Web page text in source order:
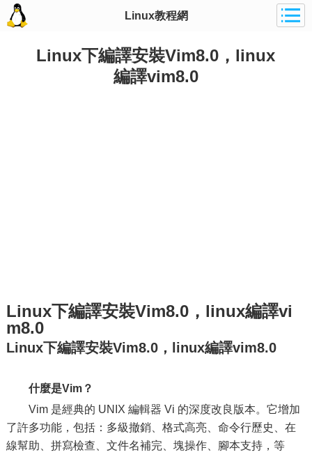
Linux教程網
Linux下編譯安裝Vim8.0，linux
編譯vim8.0
Linux下編譯安裝Vim8.0，linux編譯vi
m8.0
Linux下編譯安裝Vim8.0，linux編譯vim8.0
什麼是Vim？
Vim 是經典的 UNIX 編輯器 Vi 的深度改良版本。它增加
了許多功能，包括：多級撤銷、格式高亮、命令行歷史、在
線幫助、拼寫檢查、文件名補完、塊操作、腳本支持，等